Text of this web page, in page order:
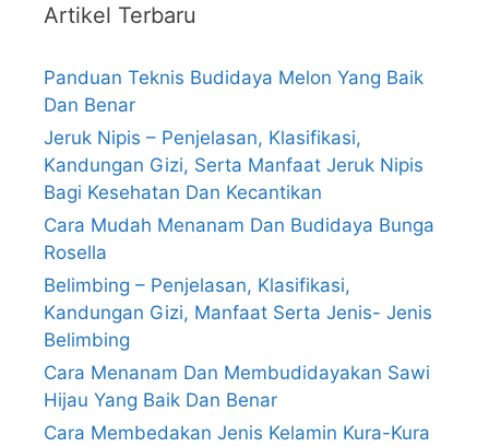
Artikel Terbaru
Panduan Teknis Budidaya Melon Yang Baik
Dan Benar
Jeruk Nipis – Penjelasan, Klasifikasi,
Kandungan Gizi, Serta Manfaat Jeruk Nipis
Bagi Kesehatan Dan Kecantikan
Cara Mudah Menanam Dan Budidaya Bunga
Rosella
Belimbing – Penjelasan, Klasifikasi,
Kandungan Gizi, Manfaat Serta Jenis- Jenis
Belimbing
Cara Menanam Dan Membudidayakan Sawi
Hijau Yang Baik Dan Benar
Cara Membedakan Jenis Kelamin Kura-Kura